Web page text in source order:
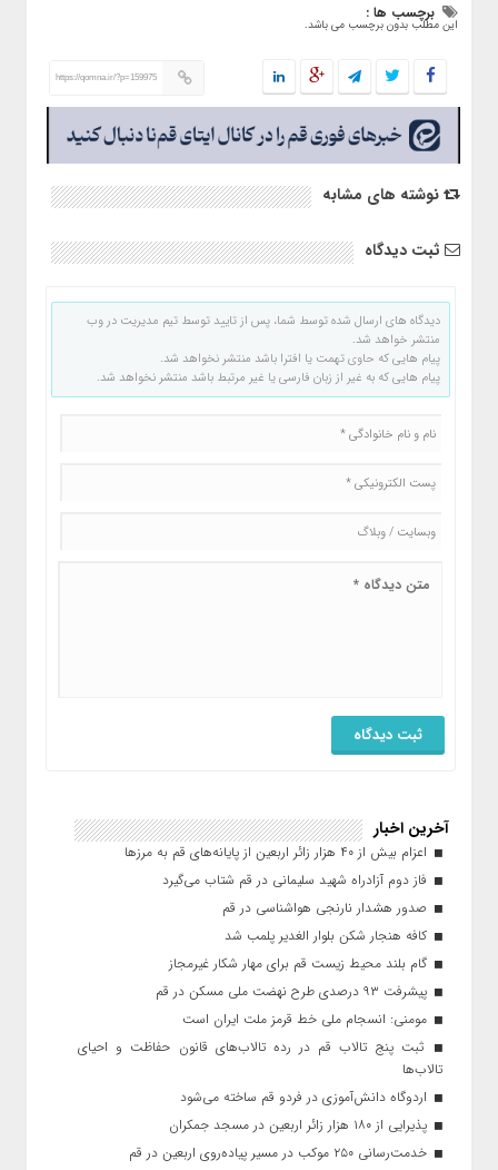
برچسب ها :
این مطلب بدون برچسب می باشد.
https://qomna.ir/?p=159975
نوشته های مشابه
ثبت دیدگاه
دیدگاه های ارسال شده توسط شما، پس از تایید توسط تیم مدیریت در وب
منتشر خواهد شد.
پیام هایی که حاوی تهمت یا افترا باشد منتشر نخواهد شد.
پیام هایی که به غیر از زبان فارسی یا غیر مرتبط باشد منتشر نخواهد شد.
آخرین اخبار
اعزام بیش از ۴۰ هزار زائر اربعین از پایانه‌های قم به مرزها
فاز دوم آزادراه شهید سلیمانی در قم شتاب می‌گیرد
صدور هشدار نارنجی هواشناسی در قم
کافه هنجار شکن بلوار الغدیر پلمب شد
گام بلند محیط زیست قم برای مهار شکار غیرمجاز
پیشرفت ۹۳ درصدی طرح نهضت ملی مسکن در قم
مومنی: انسجام ملی خط قرمز ملت ایران است
ثبت پنج تالاب قم در رده تالاب‌های قانون حفاظت و احیای
تالاب‌ها
اردوگاه دانش‌آموزی در فردو قم ساخته می‌شود
پذیرایی از ۱۸۰ هزار زائر اربعین در مسجد جمکران
خدمت‌رسانی ۲۵۰ موکب در مسیر پیاده‌روی اربعین در قم